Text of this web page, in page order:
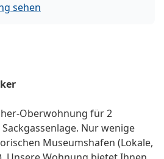
sehen
Oberwohnung für 2
Nur wenige
Museumshafen (Lokale,